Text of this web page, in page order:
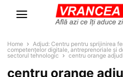
Home
Adjud: Centru pentru sprijinirea
competențelor digitale, antreprenoriale și
sectorul tehnologic
centru orange
centru orange